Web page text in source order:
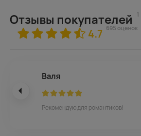
Отзывы покупателей 1
4.7 695 оценок
Валя
Рекомендую для романтиков!